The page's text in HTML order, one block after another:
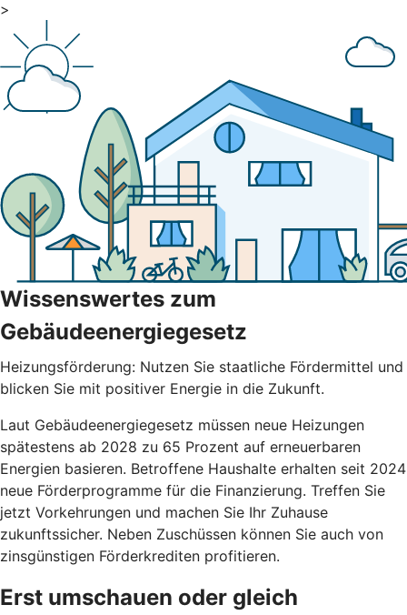
>
Wissenswertes zum
Gebäudeenergiegesetz
Heizungsförderung: Nutzen Sie staatliche Fördermittel und
blicken Sie mit positiver Energie in die Zukunft.
Laut Gebäudeenergiegesetz müssen neue Heizungen
spätestens ab 2028 zu 65 Prozent auf erneuerbaren
Energien basieren. Betroffene Haushalte erhalten seit 2024
neue Förderprogramme für die Finanzierung. Treffen Sie
jetzt Vorkehrungen und machen Sie Ihr Zuhause
zukunftssicher. Neben Zuschüssen können Sie auch von
zinsgünstigen Förderkrediten profitieren.
Erst umschauen oder gleich